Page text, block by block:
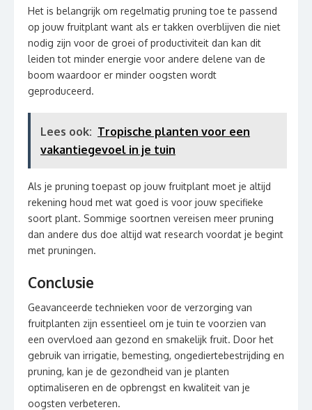
Het is belangrijk om regelmatig pruning toe te passend
op jouw fruitplant want als er takken overblijven die niet
nodig zijn voor de groei of productiviteit dan kan dit
leiden tot minder energie voor andere delene van de
boom waardoor er minder oogsten wordt
geproduceerd.
Lees ook: Tropische planten voor een
vakantiegevoel in je tuin
Als je pruning toepast op jouw fruitplant moet je altijd
rekening houd met wat goed is voor jouw specifieke
soort plant. Sommige soortnen vereisen meer pruning
dan andere dus doe altijd wat research voordat je begint
met pruningen.
Conclusie
Geavanceerde technieken voor de verzorging van
fruitplanten zijn essentieel om je tuin te voorzien van
een overvloed aan gezond en smakelijk fruit. Door het
gebruik van irrigatie, bemesting, ongediertebestrijding en
pruning, kan je de gezondheid van je planten
optimaliseren en de opbrengst en kwaliteit van je
oogsten verbeteren.